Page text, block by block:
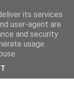
tankar om livet
its services
user-agent are
and security
usage